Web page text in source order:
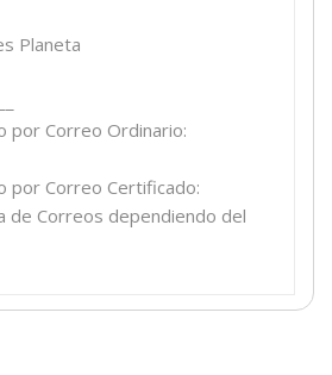
Planeta
por Correo Ordinario:
por Correo Certificado:
de Correos dependiendo del